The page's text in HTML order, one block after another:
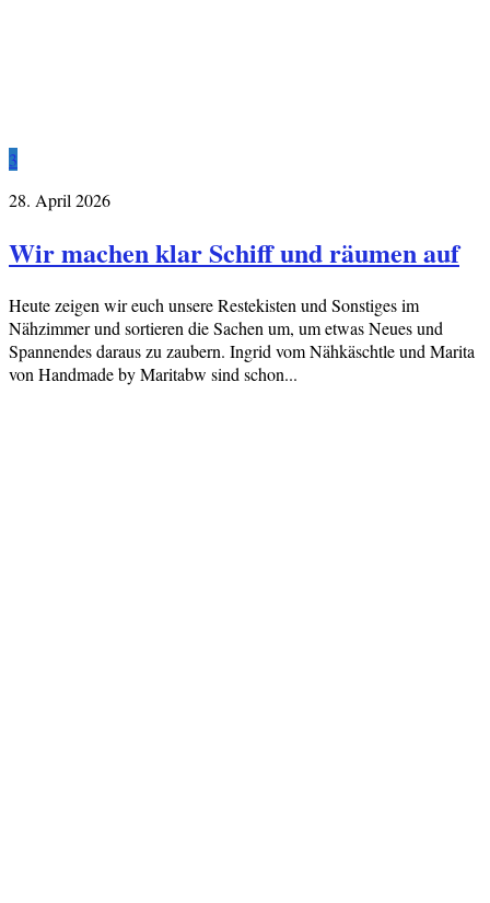
3
28. April 2026
Wir machen klar Schiff und räumen auf
Heute zeigen wir euch unsere Restekisten und Sonstiges im
Nähzimmer und sortieren die Sachen um, um etwas Neues und
Spannendes daraus zu zaubern. Ingrid vom Nähkäschtle und Marita
von Handmade by Maritabw sind schon...